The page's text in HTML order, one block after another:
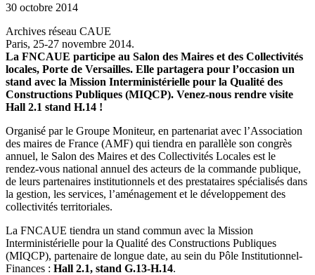
30 octobre 2014
Archives réseau CAUE
Paris, 25-27 novembre 2014.
La FNCAUE participe au Salon des Maires et des Collectivités
locales, Porte de Versailles. Elle partagera pour l’occasion un
stand avec la Mission Interministérielle pour la Qualité des
Constructions Publiques (MIQCP). Venez-nous rendre visite
Hall 2.1 stand H.14 !
Organisé par le Groupe Moniteur, en partenariat avec l’Association
des maires de France (AMF) qui tiendra en parallèle son congrès
annuel, le Salon des Maires et des Collectivités Locales est le
rendez-vous national annuel des acteurs de la commande publique,
de leurs partenaires institutionnels et des prestataires spécialisés dans
la gestion, les services, l’aménagement et le développement des
collectivités territoriales.
La FNCAUE tiendra un stand commun avec la Mission
Interministérielle pour la Qualité des Constructions Publiques
(MIQCP), partenaire de longue date, au sein du Pôle Institutionnel-
Finances : Hall 2.1, stand G.13-H.14.